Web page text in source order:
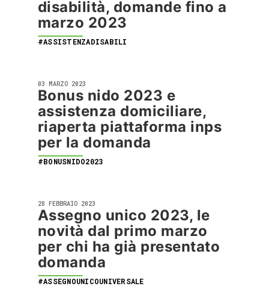
disabilità, domande fino a
marzo 2023
#ASSISTENZADISABILI
03 MARZO 2023
Bonus nido 2023 e
assistenza domiciliare,
riaperta piattaforma inps
per la domanda
#BONUSNIDO2023
28 FEBBRAIO 2023
Assegno unico 2023, le
novità dal primo marzo
per chi ha già presentato
domanda
#ASSEGNOUNICOUNIVERSALE